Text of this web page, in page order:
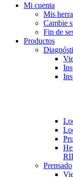
Mi cuenta
Mis
Cambie
Fin de
Productos
Prensado